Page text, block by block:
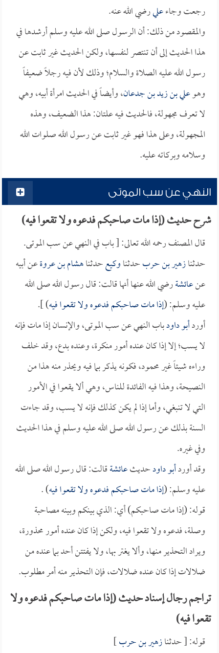
رجعت وجاءعليرضي الله عنه.
والمقصود من ذلك: أن الرسول صلى الله عليه وسلم أرشدها في
هذا الحديث إلى أن تنتصر لنفسها، ولكن الحديث غير ثابت عن
رسول الله عليه الصلاة والسلام؛ وذلك لأن فيه رجلاً ضعيفاً
وهوعلي بن زيد بن جدعان، وأيضاً في الحديث امرأة أبيه، وهي
لا تعرف مجهولة، فالحديث فيه علتان: هذا الضعيف، وهذه
المجهولة، وعلى هذا فهو غير ثابت عن رسول الله صلوات الله
وسلامه وبركاته عليه.
النهي عن سب الموتى
شرح حديث (إذا مات صاحبكم فدعوه ولا تقعوا فيه)
قال المصنف رحمه الله تعالى: [ باب في النهي عن سب الموتى.
حدثنازهير بن حربحدثناوكيعحدثناهشام بن عروةعن أبيه
عنعائشةرضي الله عنها أنها قالت: قال رسول الله صلى الله
عليه وسلم: (إذا مات صاحبكم فدعوه ولا تقعوا فيه) ].
أوردأبو داودباب النهي عن سب الموتى، والإنسان إذا مات فإنه
لا يسب؛ إلا إذا كان عنده أمور منكرة، وعنده بدع، وقد خلف
وراءه شيئاً غير محمود، فكونه يذكر بما فيه ويحذر منه هذا من
النصيحة، وهذا فيه الفائدة للناس، وهي ألا يقعوا في الأمور
التي لا تنبغي، وأما إذا لم يكن كذلك فإنه لا يسب، وقد جاءت
السنة بذلك عن رسول الله صلى الله عليه وسلم في هذا الحديث
وفي غيره.
وقد أوردأبو داودحديثعائشةقالت: قال رسول الله صلى الله
عليه وسلم: (إذا مات صاحبكم فدعوه ولا تقعوا فيه) .
قوله: (إذا مات صاحبكم) أي: الذي بينكم وبينه مصاحبة
وصلة، فدعوه ولا تقعوا فيه، ولكن إذا كان عنده أمور محذورة،
ويراد التحذير منها، وألا يغتر بها، ولا يفتتن أحد بما عنده من
ضلالات إذا كان عنده ضلالات، فإن التحذير منه أمر مطلوب.
تراجم رجال إسناد حديث (إذا مات صاحبكم فدعوه ولا
تقعوا فيه)
قوله: [ حدثنازهير بن حرب]